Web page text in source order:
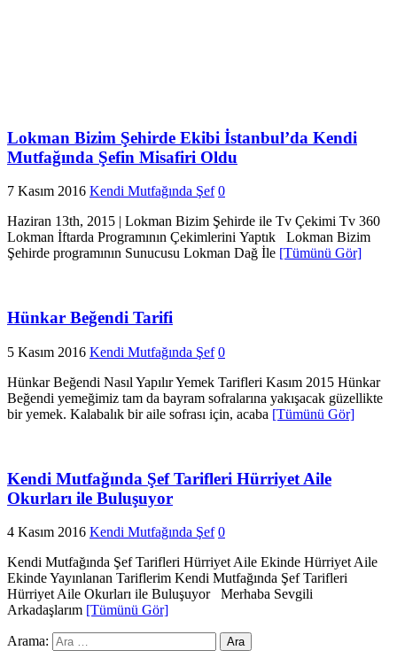
Lokman Bizim Şehirde Ekibi İstanbul’da Kendi
Mutfağında Şefin Misafiri Oldu
7 Kasım 2016 Kendi Mutfağında Şef 0
Haziran 13th, 2015 | Lokman Bizim Şehirde ile Tv Çekimi Tv 360
Lokman İftarda Programının Çekimlerini Yaptık Lokman Bizim
Şehirde programının Sunucusu Lokman Dağ İle [Tümünü Gör]
Hünkar Beğendi Tarifi
5 Kasım 2016 Kendi Mutfağında Şef 0
Hünkar Beğendi Nasıl Yapılır Yemek Tarifleri Kasım 2015 Hünkar
Beğendi yemeğimiz tam da bayram sofralarına yakışacak güzellikte
bir yemek. Kalabalık bir aile sofrası için, acaba [Tümünü Gör]
Kendi Mutfağında Şef Tarifleri Hürriyet Aile
Okurları ile Buluşuyor
4 Kasım 2016 Kendi Mutfağında Şef 0
Kendi Mutfağında Şef Tarifleri Hürriyet Aile Ekinde Hürriyet Aile
Ekinde Yayınlanan Tariflerim Kendi Mutfağında Şef Tarifleri
Hürriyet Aile Okurları ile Buluşuyor Merhaba Sevgili
Arkadaşlarım [Tümünü Gör]
Arama: